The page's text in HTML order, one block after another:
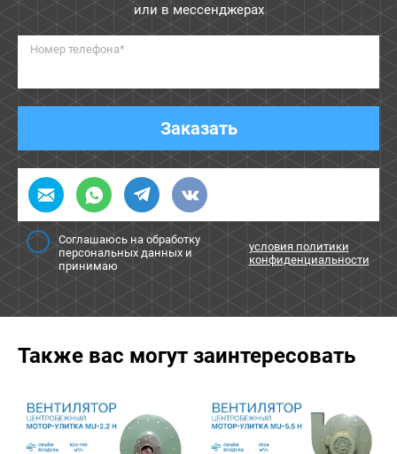
или в мессенджерах
Номер телефона*
Заказать
Соглашаюсь на обработку
персональных данных и
принимаю
условия политики
конфиденциальности
Также вас могут заинтересовать